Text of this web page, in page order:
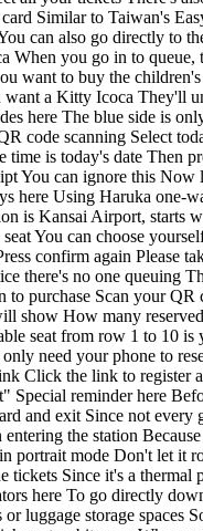
Similar to Taiwan's
can also go directly to
you go in to
want to buy the
a Kitty Icoca They'll
here The blue side is
seats by area concept So you'll see it says Seats in car number 8 Any available seat from row 1 to 10 is yours Let me share the fourth and newest way to ride Purchasing the Haruka West QR ticket The benefit is it's cheaper And you don't need to exchange tickets at the station You only need your phone to reserve seats and board But note that You can only get on/off at stations specified during purchase You can't get off at intermediate stops After purchase, you'll receive a voucher with a link Click the link to register as a member Register the ticket number to your account Then you can view your ticket in the issued tickets section Select the ticket you want to reserve a seat for Press "Select Seat" Special reminder here Before your travel date arrives Remember not to press "Start Using" Then select your travel date, train, and seat And on the day of travel Press "Start Using" Show your QR code to board and exit Since not every gate supports QR code tickets When entering the station Look for gates with QR code scanning function Because phone screens rotate Remember to hold your phone upright when entering the station Because if you hold it horizontally The screen will rotate And the QR code won't scan properly This is my experience from scanning QR codes these days Or remember to lock your phone in portrait mode Don't let it rotate Then you can enter smoothly If you get tickets from the green machine Go to the blue B gate Stack the two tickets together Insert them to enter the station For the white machine tickets Since it's a thermal paper Go to the blue A gate Enter manually Show your ticket to the staff After everyone enters Don't worry about the platform being far away Because there are escalators or elevators here To go directly down Let's test how long it takes us to get down After reaching the platform below You can see this is not the express train It's the regular Kansai Airport Rapid There are no reserved seats or luggage storage spaces So if you take this type It will be a bit more challenging Haruka will be at platform 4 Cars 5, 6, and 7 are non-reserved seating The rest are reserved seats Car 1 is the green car Which costs a bit more When we buy Haruka tickets We can only sit in reserved or non-reserved seats Everyone can see that at the bottom of the station There are instructions Showing which car to queue for Like this one is the Kansai Airport Rapid If you want to take Haruka Remember to look for this symbol for Haruka This is the position for car 6 Just look